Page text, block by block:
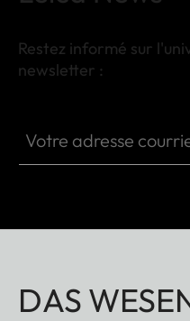
Restez informé sur
newsletter :
DAS